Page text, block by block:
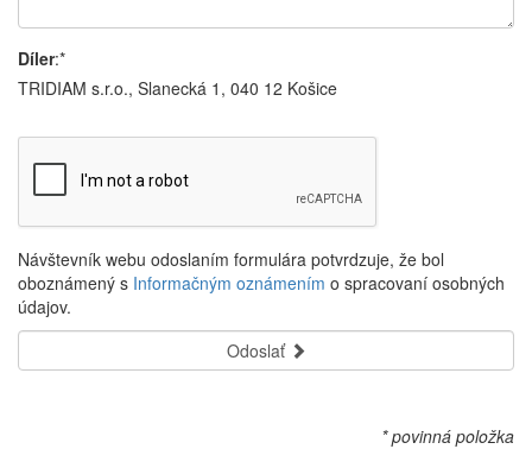
Díler:*
TRIDIAM s.r.o., Slanecká 1, 040 12 Košice
Návštevník webu odoslaním formulára potvrdzuje, že bol
oboznámený s Informačným oznámením o spracovaní osobných
údajov.
Odoslať
* povinná položka